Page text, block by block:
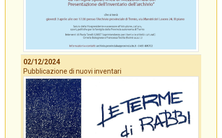
02/12/2024
Pubblicazione di nuovi inventari